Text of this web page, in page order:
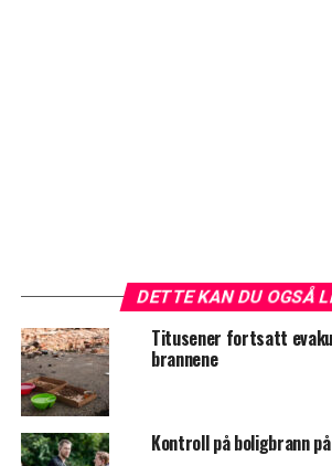
DETTE KAN DU OGSÅ
Titusener fortsatt
brannene
Kontroll på boligbrann